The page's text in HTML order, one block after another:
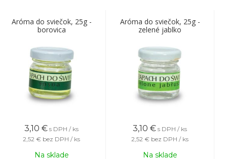
Aróma do sviečok, 25g -
borovica
3,10 € s DPH / ks
2,52 € bez DPH / ks
Na sklade
Aróma do sviečok, 25g -
zelené jablko
3,10 € s DPH / ks
2,52 € bez DPH / ks
Na sklade